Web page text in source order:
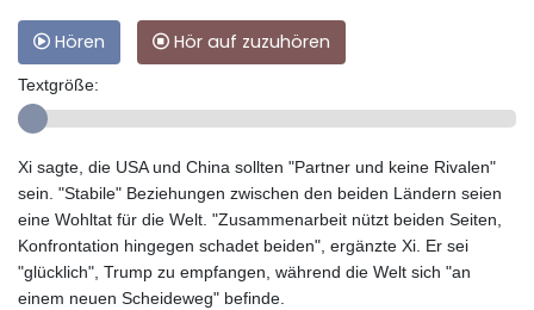
Hören Hör auf zuzuhören
Textgröße:
Xi sagte, die USA und China sollten "Partner und keine Rivalen"
sein. "Stabile" Beziehungen zwischen den beiden Ländern seien
eine Wohltat für die Welt. "Zusammenarbeit nützt beiden Seiten,
Konfrontation hingegen schadet beiden", ergänzte Xi. Er sei
"glücklich", Trump zu empfangen, während die Welt sich "an
einem neuen Scheideweg" befinde.